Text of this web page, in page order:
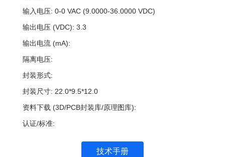
输入电压: 0-0 VAC (9.0000-36.0000 VDC)
输出电压 (VDC): 3.3
输出电流 (mA):
隔离电压:
封装形式:
封装尺寸: 22.0*9.5*12.0
资料下载 (3D/PCB封装库/原理图库):
认证/标准:
技术手册